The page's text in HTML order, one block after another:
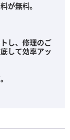
が無料。
し、修理のご
して効率アッ